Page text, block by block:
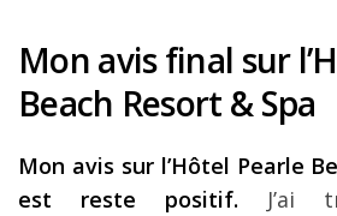
Mon avis final sur
Beach Resort & Spa
Mon avis sur l’Hôtel Pearle
est reste positif. J’ai